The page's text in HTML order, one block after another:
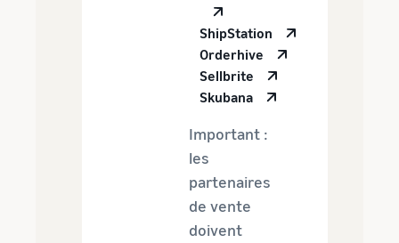
ShipStation
Orderhive
Sellbrite
Skubana
Important :
les
partenaires
de vente
doivent